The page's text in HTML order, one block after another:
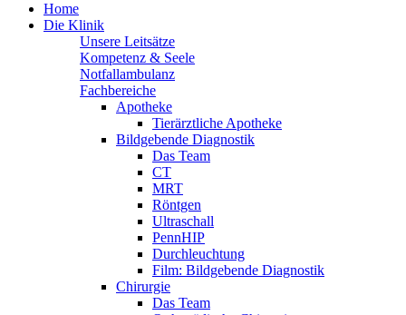
Home
Die Klinik
Unsere Leitsätze
Kompetenz & Seele
Notfallambulanz
Fachbereiche
Apotheke
Tierärztliche Apotheke
Bildgebende Diagnostik
Das Team
CT
MRT
Röntgen
Ultraschall
PennHIP
Durchleuchtung
Film: Bildgebende Diagnostik
Chirurgie
Das Team